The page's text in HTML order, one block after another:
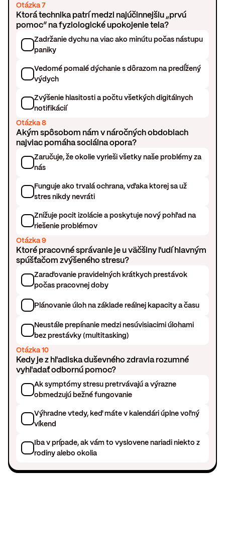
Otázka 7
Ktorá technika patrí medzi najúčinnejšiu „prvú
pomoc“ na fyziologické upokojenie tela?
Zadržanie dychu na viac ako minútu počas nástupu
paniky
Vedomé pomalé dýchanie s dôrazom na predĺžený
výdych
Zvýšenie hlasitosti a počtu všetkých digitálnych
notifikácií
Otázka 8
Akým spôsobom nám v náročných obdobiach
najviac pomáha sociálna opora?
Zaručuje, že okolie vyrieši všetky naše problémy za
nás
Funguje ako trvalá ochrana, vďaka ktorej sa už
stres nikdy nevráti
Znižuje pocit izolácie a poskytuje nový pohľad na
riešenie problémov
Otázka 9
Ktoré pracovné správanie je u väčšiny ľudí hlavným
spúšťačom zvýšeného stresu?
Zaraďovanie pravidelných krátkych prestávok
počas pracovnej doby
Plánovanie úloh na základe reálnej kapacity a času
Neustále prepínanie medzi nesúvisiacimi úlohami
bez prestávky (multitasking)
Otázka 10
Kedy je z hľadiska duševného zdravia rozumné
vyhľadať odbornú pomoc?
Ak symptómy stresu pretrvávajú a výrazne
obmedzujú bežné fungovanie
Výhradne vtedy, keď máte v kalendári úplne voľný
víkend
Iba v prípade, ak vám to vyslovene nariadi niekto z
rodiny alebo okolia